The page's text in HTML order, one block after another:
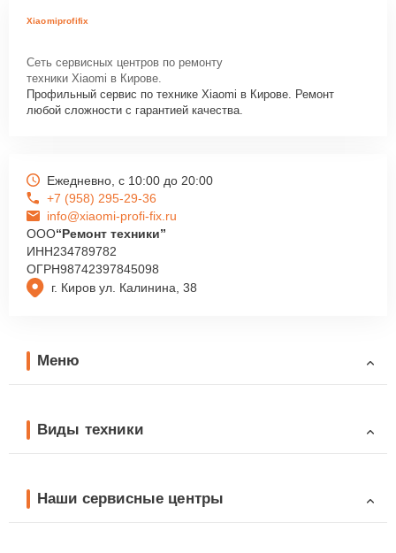
Xiaomiprofifix
Сеть сервисных центров по ремонту
техники Xiaomi в Кирове.
Профильный сервис по технике Xiaomi в Кирове. Ремонт
любой сложности с гарантией качества.
г. Киров ул. Калинина, 38
Ежедневно, с 10:00 до 20:00
+7 (958) 295-29-36
info@xiaomi-profi-fix.ru
ООО“Ремонт техники”
ИНН234789782
ОГРН98742397845098
Меню
Виды техники
Наши сервисные центры